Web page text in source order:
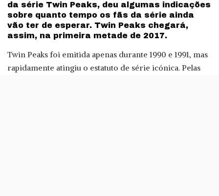
da série Twin Peaks, deu algumas indicações
sobre quanto tempo os fãs da série ainda
vão ter de esperar. Twin Peaks chegará,
assim, na primeira metade de 2017.
Twin Peaks foi emitida apenas durante 1990 e 1991, mas
rapidamente atingiu o estatuto de série icónica. Pelas